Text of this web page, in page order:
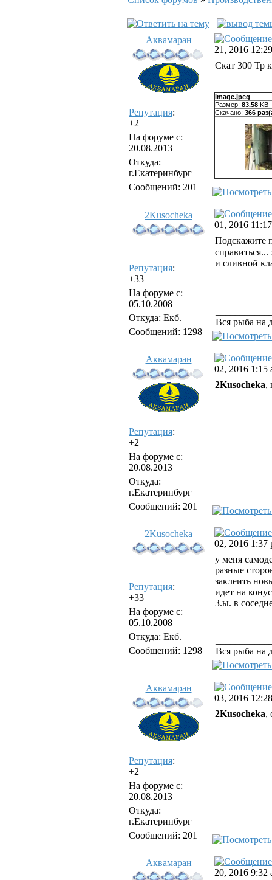
Аквамаран
Репутация:
+2
На форуме с:
20.08.2013
Откуда:
г.Екатеринбург
Сообщений: 201
21, 2016
Скат 300 Тр
image.jpeg
Размер: 83.58 KB
Скачано: 366
2Kusocheka
Репутация:
+33
На форуме с:
05.10.2008
Откуда: Екб.
Сообщений: 1298
01, 2016
Подскажите
и сливной
Вся рыба на
Аквамаран
Репутация:
+2
На форуме с:
20.08.2013
Откуда:
г.Екатеринбург
Сообщений: 201
02, 2016 1:15
2Kusocheka,
2Kusocheka
Репутация:
+33
На форуме с:
05.10.2008
Откуда: Екб.
Сообщений: 1298
02, 2016 1:37
у меня
разные
заклеить
идет на
З.ы. в
Вся рыба на
Аквамаран
Репутация:
+2
На форуме с:
20.08.2013
Откуда:
г.Екатеринбург
Сообщений: 201
03, 2016
2Kusocheka,
Аквамаран
20, 2016 9:32